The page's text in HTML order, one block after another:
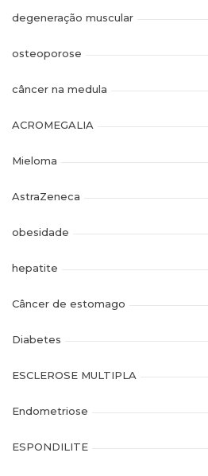
degeneração muscular
osteoporose
câncer na medula
ACROMEGALIA
Mieloma
AstraZeneca
obesidade
hepatite
Câncer de estomago
Diabetes
ESCLEROSE MULTIPLA
Endometriose
ESPONDILITE